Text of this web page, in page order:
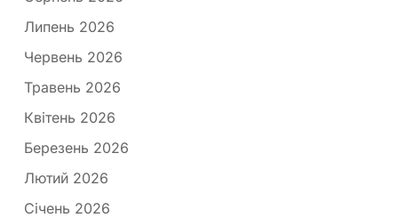
Липень 2026
Червень 2026
Травень 2026
Квітень 2026
Березень 2026
Лютий 2026
Січень 2026